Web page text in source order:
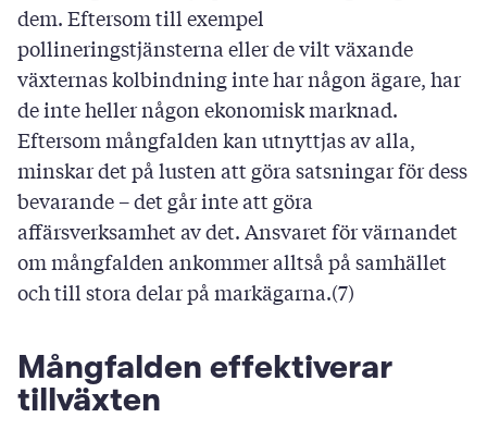
dem. Eftersom till exempel
pollineringstjänsterna eller de vilt växande
växternas kolbindning inte har någon ägare, har
de inte heller någon ekonomisk marknad.
Eftersom mångfalden kan utnyttjas av alla,
minskar det på lusten att göra satsningar för dess
bevarande – det går inte att göra
affärsverksamhet av det. Ansvaret för värnandet
om mångfalden ankommer alltså på samhället
och till stora delar på markägarna.(7)
Mångfalden effektiverar
tillväxten